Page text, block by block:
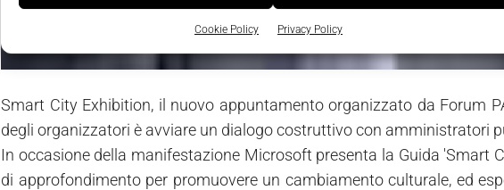
Cookie Policy Privacy Policy
Smart City Exhibition, il nuovo appuntamento organizzato da Forum
degli organizzatori è avviare un dialogo costruttivo con amministratori
In occasione della manifestazione Microsoft presenta la Guida 'Smart
di approfondimento per promuovere un cambiamento culturale, ed